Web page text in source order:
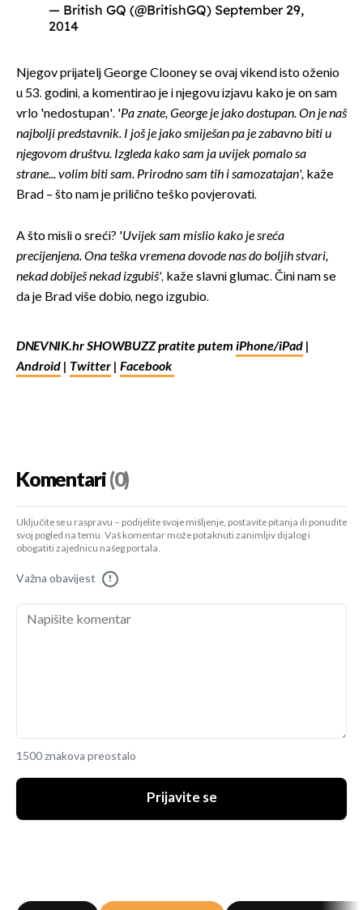
— British GQ (@BritishGQ) September 29,
2014
Njegov prijatelj George Clooney se ovaj vikend isto oženio
u 53. godini, a komentirao je i njegovu izjavu kako je on sam
vrlo 'nedostupan'. 'Pa znate, George je jako dostupan. On je naš
najbolji predstavnik. I još je jako smiješan pa je zabavno biti u
njegovom društvu. Izgleda kako sam ja uvijek pomalo sa
strane... volim biti sam. Prirodno sam tih i samozatajan', kaže
Brad – što nam je prilično teško povjerovati.
A što misli o sreći? 'Uvijek sam mislio kako je sreća
precijenjena. Ona teška vremena dovode nas do boljih stvari,
nekad dobiješ nekad izgubiš', kaže slavni glumac. Čini nam se
da je Brad više dobio, nego izgubio.
DNEVNIK.hr SHOWBUZZ pratite putem iPhone/iPad |
Android | Twitter | Facebook
Komentari(0)
Uključite se u raspravu – podijelite svoje mišljenje, postavite pitanja ili ponudite
svoj pogled na temu. Vaš komentar može potaknuti zanimljiv dijalog i
obogatiti zajednicu našeg portala.
Važna obavijest !
1500 znakova preostalo
Prijavite se